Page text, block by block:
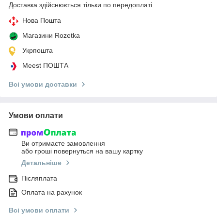
Доставка здійснюється тільки по передоплаті.
Нова Пошта
Магазини Rozetka
Укрпошта
Meest ПОШТА
Всі умови доставки
Умови оплати
Ви отримаєте замовлення
або гроші повернуться на вашу картку
Детальніше
Післяплата
Оплата на рахунок
Всі умови оплати